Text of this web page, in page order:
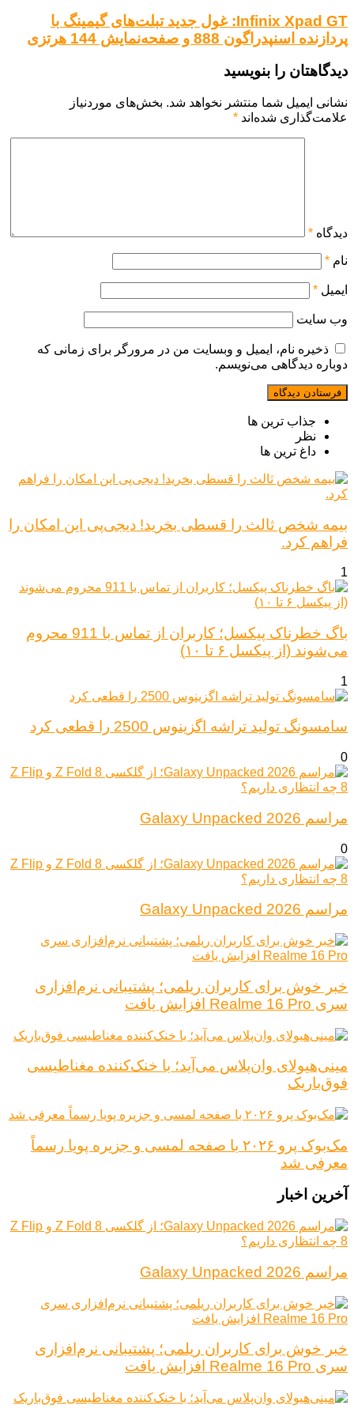
Infinix Xpad GT: غول جدید تبلت‌های گیمینگ با
پردازنده اسنپدراگون 888 و صفحه‌نمایش 144 هرتزی
دیدگاهتان را بنویسید
نشانی ایمیل شما منتشر نخواهد شد. بخش‌های موردنیاز
علامت‌گذاری شده‌اند *
دیدگاه *
نام *
ایمیل *
وب‌ سایت
ذخیره نام، ایمیل و وبسایت من در مرورگر برای زمانی که
دوباره دیدگاهی می‌نویسم.
جذاب ترین ها
نظر
داغ ترین ها
بیمه شخص ثالث را قسطی بخرید! دیجی‌پی این امکان را
فراهم کرد.
1
باگ خطرناک پیکسل؛ کاربران از تماس با 911 محروم
می‌شوند (از پیکسل ۶ تا ۱۰)
1
سامسونگ تولید تراشه اگزینوس 2500 را قطعی کرد
0
مراسم Galaxy Unpacked 2026
0
مراسم Galaxy Unpacked 2026
خبر خوش برای کاربران ریلمی؛ پشتیبانی نرم‌افزاری
سری Realme 16 Pro افزایش یافت
مینی‌هیولای وان‌پلاس می‌آید؛ با خنک‌کننده مغناطیسی
فوق‌باریک
مک‌بوک پرو ۲۰۲۶ با صفحه لمسی و جزیره پویا رسماً
معرفی شد
آخرین اخبار
مراسم Galaxy Unpacked 2026
خبر خوش برای کاربران ریلمی؛ پشتیبانی نرم‌افزاری
سری Realme 16 Pro افزایش یافت